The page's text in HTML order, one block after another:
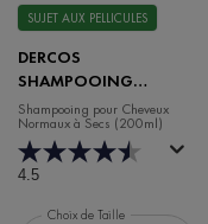
SUJET AUX PELLICULES
DERCOS
SHAMPOOING
ANTIPELLICULAIRE
CHEVEUX NORMAUX À
SECS
Shampooing pour Cheveux
Normaux à Secs (200ml)
4.5
Choix de Taille